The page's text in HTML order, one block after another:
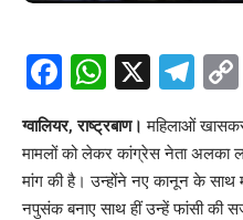
Facebook
X
ग्वालियर, राष्ट्रबाण। महिलाओं
मामलों को लेकर कांग्रेस नेता अलका
मांग की है। उन्होंने नए कानून के साथ
नपुसंक बनाए साथ हीं उन्हें फांसी की